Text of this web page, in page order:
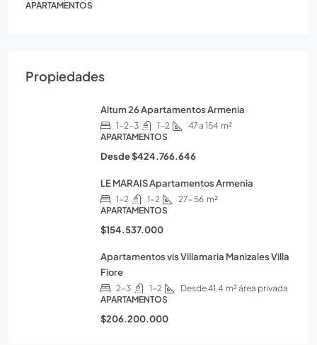
APARTAMENTOS
Propiedades
Altum 26 Apartamentos Armenia
1-2-3 1-2 47 a 154 m²
APARTAMENTOS
Desde$424.766.646
LE MARAIS Apartamentos Armenia
1-2 1-2 27- 56 m²
APARTAMENTOS
$154.537.000
Apartamentos vis Villamaria Manizales Villa
Fiore
2-3 1-2 Desde 41.4 m² área privada
APARTAMENTOS
$206.200.000